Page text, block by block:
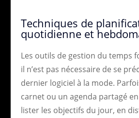
Techniques de
quotidienne et
Les outils de gestion du temps
il n’est pas nécessaire de se
dernier logiciel à la mode.
carnet ou un agenda partagé
lister les objectifs du jour, en